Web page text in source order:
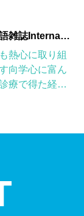
森岳雄助教の症例報告が日本内科学会英語雑誌Internal Medicineに掲載されました
熱心に取り組
向学心に富ん
療で得た経験